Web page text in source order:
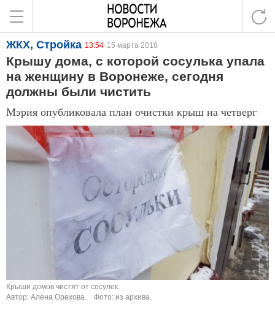
ЖКХ, Стройка 13:54 15 марта 2018
Крышу дома, с которой сосулька упала
на женщину в Воронеже, сегодня
должны были чистить
Мэрия опубликовала план очистки крыш на четверг
Крыши домов чистят от сосулек.
Автор: Алена Орехова.
Фото: из архива.